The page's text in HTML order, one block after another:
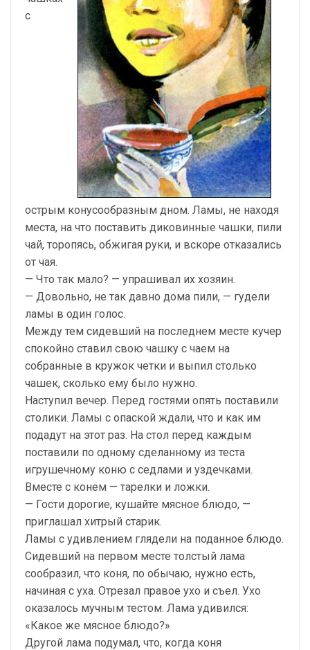
с
острым конусообразным дном. Ламы, не находя
места, на что поставить диковинные чашки, пили
чай, торопясь, обжигая руки, и вскоре отказались
от чая.
— Что так мало? — упрашивал их хозяин.
— Довольно, не так давно дома пили, — гудели
ламы в один голос.
Между тем сидевший на последнем месте кучер
спокойно ставил свою чашку с чаем на
собранные в кружок четки и выпил столько
чашек, сколько ему было нужно.
Наступил вечер. Перед гостями опять поставили
столики. Ламы с опаской ждали, что и как им
подадут на этот раз. На стол перед каждым
поставили по одному сделанному из теста
игрушечному коню с седлами и уздечками.
Вместе с конем — тарелки и ложки.
— Гости дорогие, кушайте мясное блюдо, —
приглашал хитрый старик.
Ламы с удивлением глядели на поданное блюдо.
Сидевший на первом месте толстый лама
сообразил, что коня, по обычаю, нужно есть,
начиная с уха. Отрезал правое ухо и съел. Ухо
оказалось мучным тестом. Лама удивился:
«Какое же мясное блюдо?»
Другой лама подумал, что, когда коня